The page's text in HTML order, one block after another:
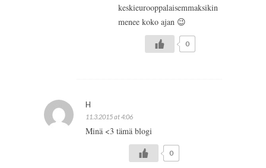
keskieurooppalaisemmaksikin
menee koko ajan 😉
0
H
11.3.2015 at 4:06
Minä <3 tämä blogi
0